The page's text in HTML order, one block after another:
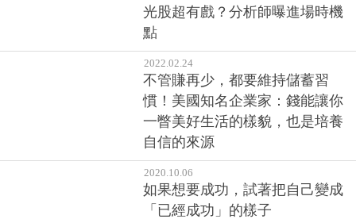
光股超有戲？分析師曝進場時機
點
2022.02.24
不管賺再少，都要維持儲蓄習
慣！美國知名企業家：錢能讓你
一瞥美好生活的樣貌，也是培養
自信的來源
2020.10.06
如果想要成功，試著把自己變成
「已經成功」的樣子